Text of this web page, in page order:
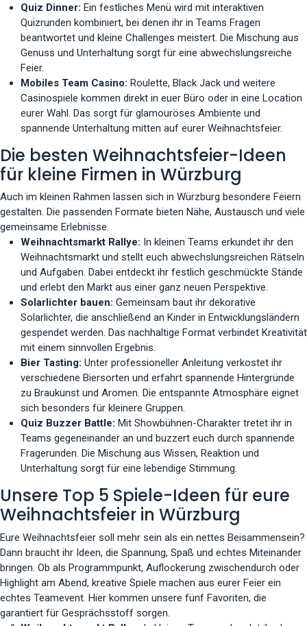
Quiz Dinner: Ein festliches Menü wird mit interaktiven
Quizrunden kombiniert, bei denen ihr in Teams Fragen
beantwortet und kleine Challenges meistert. Die Mischung aus
Genuss und Unterhaltung sorgt für eine abwechslungsreiche
Feier.
Mobiles Team Casino: Roulette, Black Jack und weitere
Casinospiele kommen direkt in euer Büro oder in eine Location
eurer Wahl. Das sorgt für glamouröses Ambiente und
spannende Unterhaltung mitten auf eurer Weihnachtsfeier.
Die besten Weihnachtsfeier-Ideen
für kleine Firmen in Würzburg
Auch im kleinen Rahmen lassen sich in Würzburg besondere Feiern
gestalten. Die passenden Formate bieten Nähe, Austausch und viele
gemeinsame Erlebnisse.
Weihnachtsmarkt Rallye: In kleinen Teams erkundet ihr den
Weihnachtsmarkt und stellt euch abwechslungsreichen Rätseln
und Aufgaben. Dabei entdeckt ihr festlich geschmückte Stände
und erlebt den Markt aus einer ganz neuen Perspektive.
Solarlichter bauen: Gemeinsam baut ihr dekorative
Solarlichter, die anschließend an Kinder in Entwicklungsländern
gespendet werden. Das nachhaltige Format verbindet Kreativität
mit einem sinnvollen Ergebnis.
Bier Tasting: Unter professioneller Anleitung verkostet ihr
verschiedene Biersorten und erfahrt spannende Hintergründe
zu Braukunst und Aromen. Die entspannte Atmosphäre eignet
sich besonders für kleinere Gruppen.
Quiz Buzzer Battle: Mit Showbühnen-Charakter tretet ihr in
Teams gegeneinander an und buzzert euch durch spannende
Fragerunden. Die Mischung aus Wissen, Reaktion und
Unterhaltung sorgt für eine lebendige Stimmung.
Unsere Top 5 Spiele-Ideen für eure
Weihnachtsfeier in Würzburg
Eure Weihnachtsfeier soll mehr sein als ein nettes Beisammensein?
Dann braucht ihr Ideen, die Spannung, Spaß und echtes Miteinander
bringen. Ob als Programmpunkt, Auflockerung zwischendurch oder
Highlight am Abend, kreative Spiele machen aus eurer Feier ein
echtes Teamevent. Hier kommen unsere fünf Favoriten, die
garantiert für Gesprächsstoff sorgen.